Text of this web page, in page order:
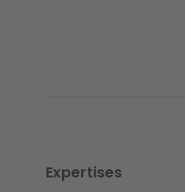
Expertises